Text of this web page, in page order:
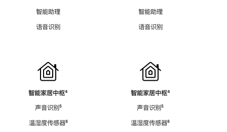
智能助理
语音识别
智能家居中枢脚
⁴
声音识别脚
⁵
温湿度传感器脚
⁶
智能助理
语音识别
智能家居中枢脚
⁴
声音识别脚
⁵
温湿度传感器脚
⁶